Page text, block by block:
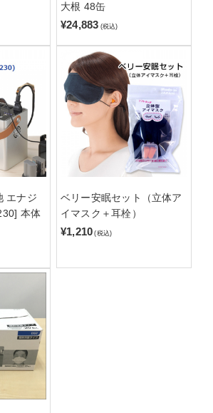
大根 48缶
¥24,883 (税込)
エナジ
本体
ベリー安眠セット（立体ア
イマスク＋耳栓）
¥1,210 (税込)